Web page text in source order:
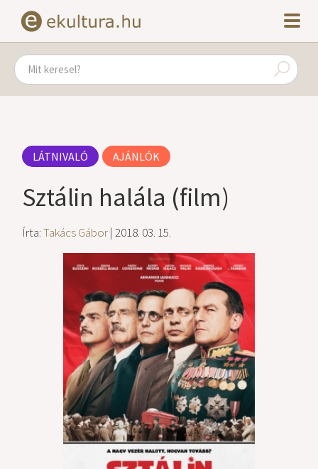
LÁTNIVALÓ AJÁNLÓK
Sztálin halála (film)
Írta:Takács Gábor| 2018. 03. 15.